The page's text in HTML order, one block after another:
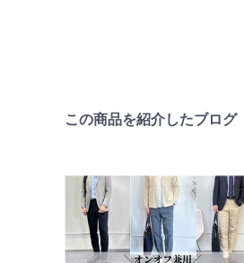
この商品を紹介したブログ